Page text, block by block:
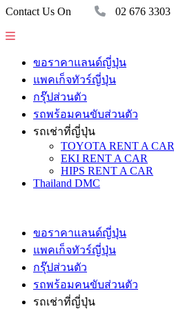
Contact Us On 02 676 3303
ขอราคาแลนด์ญี่ปุ่น
แพคเก็จทัวร์ญี่ปุ่น
กรุ๊ปส่วนตัว
รถพร้อมคนขับส่วนตัว
รถเช่าที่ญี่ปุ่น
TOYOTA RENT A CAR
EKI RENT A CAR
HIPS RENT A CAR
Thailand DMC
ขอราคาแลนด์ญี่ปุ่น
แพคเก็จทัวร์ญี่ปุ่น
กรุ๊ปส่วนตัว
รถพร้อมคนขับส่วนตัว
รถเช่าที่ญี่ปุ่น